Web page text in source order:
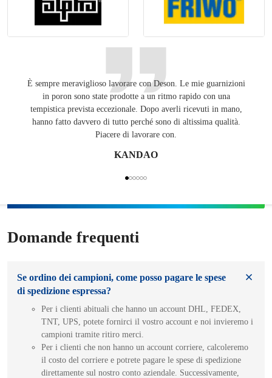
È sempre meraviglioso lavorare con Deson. Le mie guarnizioni
in poron sono state prodotte a un ritmo rapido con una
tempistica prevista eccezionale. Dopo averli ricevuti in mano,
hanno fatto davvero di tutto perché sono di altissima qualità.
Piacere di lavorare con.
KANDAO
Domande frequenti
Se ordino dei campioni, come posso pagare le spese
di spedizione espressa?
Per i clienti abituali che hanno un account DHL, FEDEX,
TNT, UPS, potete fornirci il vostro account e noi invieremo i
campioni tramite ritiro merci.
Per i clienti che non hanno un account corriere, calcoleremo
il costo del corriere e potrete pagare le spese di spedizione
direttamente sul nostro conto aziendale. Successivamente,